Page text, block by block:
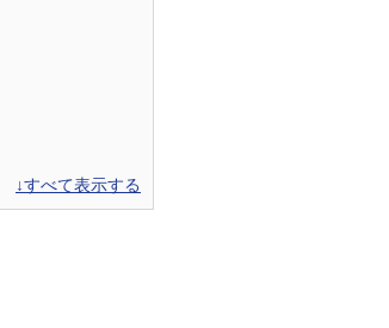
↓すべて表示する